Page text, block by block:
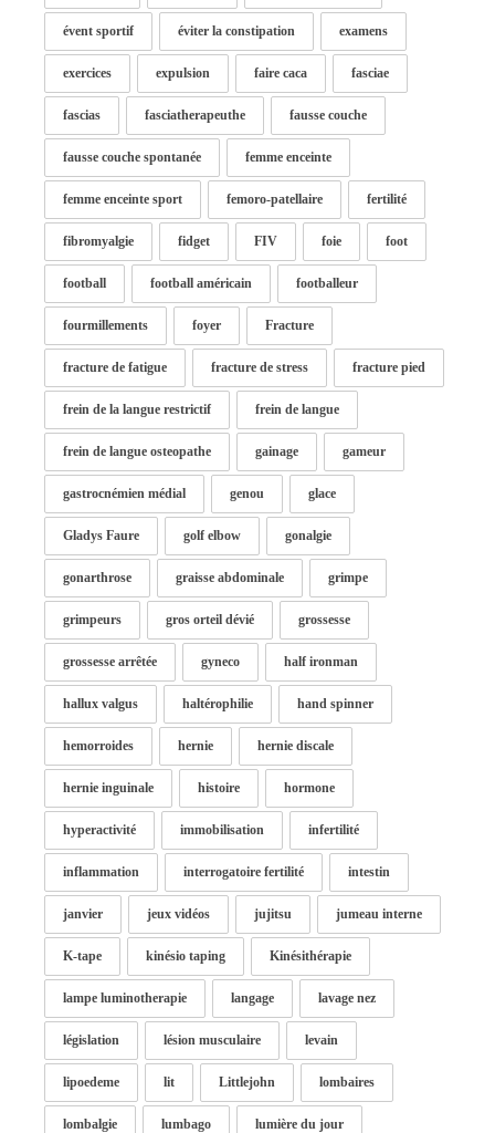
évent sportif éviter la constipation examens
exercices expulsion faire caca fasciae
fascias fasciatherapeuthe fausse couche
fausse couche spontanée femme enceinte
femme enceinte sport femoro-patellaire fertilité
fibromyalgie fidget FIV foie foot
football football américain footballeur
fourmillements foyer Fracture
fracture de fatigue fracture de stress fracture pied
frein de la langue restrictif frein de langue
frein de langue osteopathe gainage gameur
gastrocnémien médial genou glace
Gladys Faure golf elbow gonalgie
gonarthrose graisse abdominale grimpe
grimpeurs gros orteil dévié grossesse
grossesse arrêtée gyneco half ironman
hallux valgus haltérophilie hand spinner
hemorroides hernie hernie discale
hernie inguinale histoire hormone
hyperactivité immobilisation infertilité
inflammation interrogatoire fertilité intestin
janvier jeux vidéos jujitsu jumeau interne
K-tape kinésio taping Kinésithérapie
lampe luminotherapie langage lavage nez
législation lésion musculaire levain
lipoedeme lit Littlejohn lombaires
lombalgie lumbago lumière du jour